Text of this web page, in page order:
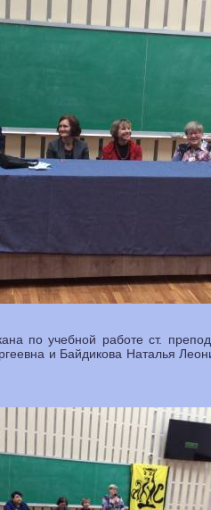
по учебной работе ст.
и Байдикова Наталья